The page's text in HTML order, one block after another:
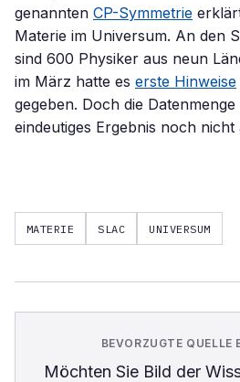
genannten CP-Symmetrie
Materie im Universum. An den
sind 600 Physiker aus neun
im März hatte es erste Hinweise
gegeben. Doch die
eindeutiges Ergebnis noch
MATERIE SLAC UNIVERSUM
BEVORZUGTE QUELLE
Möchten Sie Bild der